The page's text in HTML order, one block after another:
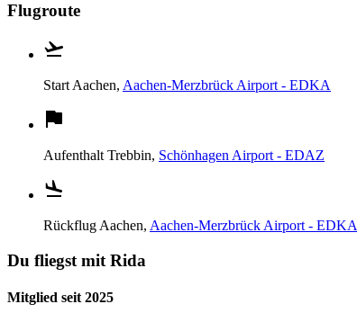
Flugroute
Start Aachen, Aachen-Merzbrück Airport - EDKA
Aufenthalt Trebbin, Schönhagen Airport - EDAZ
Rückflug Aachen, Aachen-Merzbrück Airport - EDKA
Du fliegst mit Rida
Mitglied seit 2025